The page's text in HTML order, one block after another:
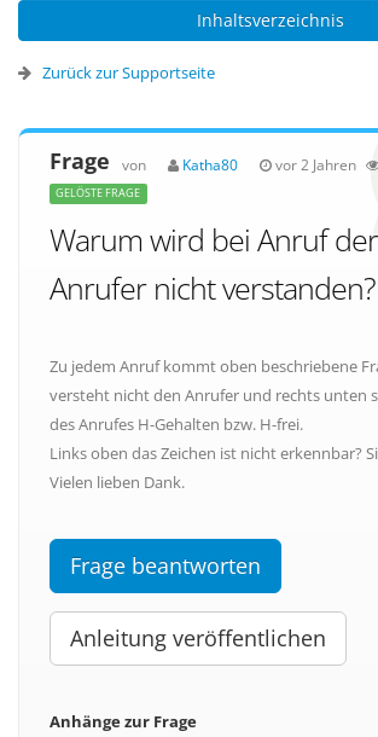
Inhaltsverzeichnis
Zurück zur Supportseite
Frage von Katha80 vor 2 Jahren
GELÖSTE FRAGE
Warum wird bei Anruf der
Anrufer nicht verstanden?
Zu jedem Anruf kommt oben beschriebene
versteht nicht den Anrufer und rechts unten
des Anrufes H-Gehalten bzw. H-frei.
Links oben das Zeichen ist nicht erkennbar?
Vielen lieben Dank.
Frage beantworten
Anleitung veröffentlichen
Anhänge zur Frage